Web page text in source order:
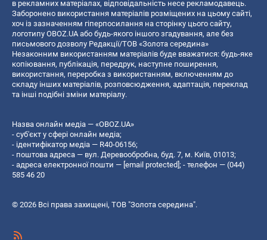
в рекламних матеріалах, відповідальність несе рекламодавець.
Заборонено використання матеріалів розміщених на цьому сайті,
хоч із зазначенням гіперпосилання на сторінку цього сайту,
логотипу OBOZ.UA або будь-якого іншого згадування, але без
письмового дозволу Редакції/ТОВ «Золота середина»
Незаконним використанням матеріалів буде вважатися: будь-яке
копiювання, публiкацiя, передрук, наступне поширення,
використання, переробка з використанням, включенням до
складу інших матеріалів, розповсюдження, адаптація, переклад
та інші подібні зміни матеріалу.
Назва онлайн медіа — «OBOZ.UA»
- суб'єкт у сфері онлайн медіа;
- ідентифікатор медіа — R40-06156;
- поштова адреса — вул. Деревообробна, буд. 7, м. Київ, 01013;
- адреса електронної пошти — [email protected]; - телефон — (044)
585 46 20
© 2026 Всі права захищені, ТОВ "Золота середина".